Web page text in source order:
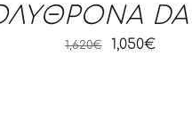
1,620€
Original
1,050€